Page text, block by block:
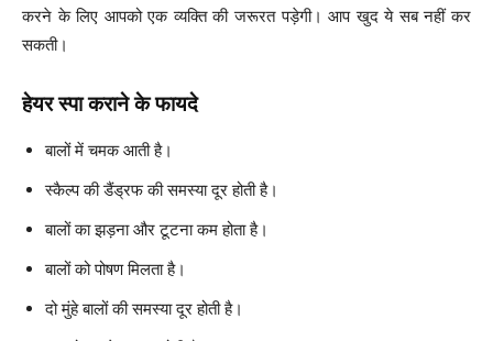
करने के लिए आपको एक व्यक्ति की जरूरत पड़ेगी। आप खुद ये सब नहीं कर
सकती।
हेयर स्पा कराने के फायदे
बालों में चमक आती है।
स्कैल्प की डैंड्रफ की समस्या दूर होती है।
बालों का झड़ना और टूटना कम होता है।
बालों को पोषण मिलता है।
दो मुंहे बालों की समस्या दूर होती है।